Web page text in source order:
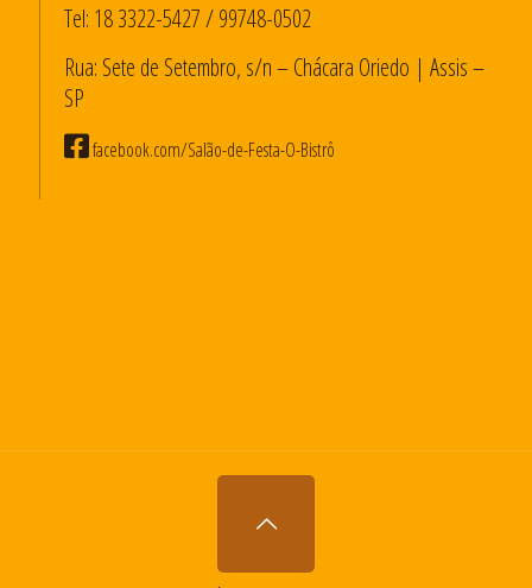
Tel: 18 3322-5427/99748-0502
Rua: Sete de Setembro, s/n – Chácara Oriedo | Assis –
SP
facebook.com/Salão-de-Festa-O-Bistrô